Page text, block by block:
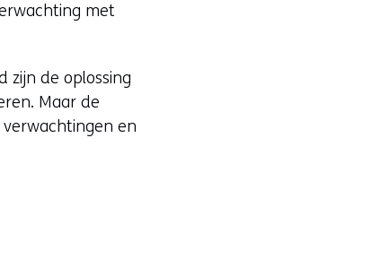
met
zijn de oplossing
Maar de
en